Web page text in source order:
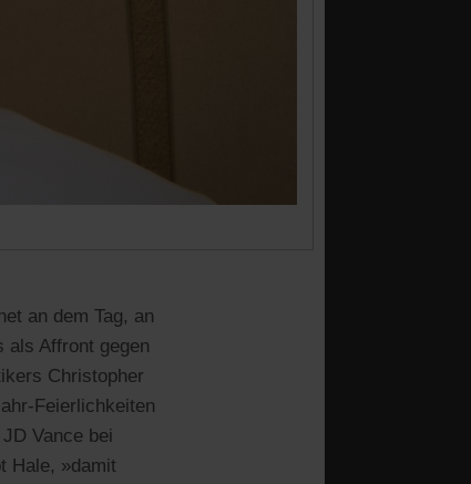
an dem Tag, an
als Affront gegen
Christopher
Feierlichkeiten
Vance bei
Hale, »damit